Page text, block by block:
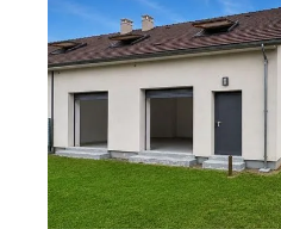
OLIVET 45
123,60 m2, 5 pièces
Ref : 384
Maison à vendre
246 100
Visiter le site dédié